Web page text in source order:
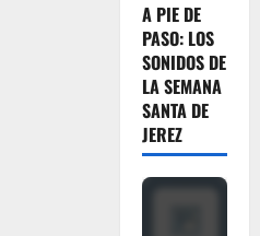
A PIE DE
PASO: LOS
SONIDOS DE
LA SEMANA
SANTA DE
JEREZ